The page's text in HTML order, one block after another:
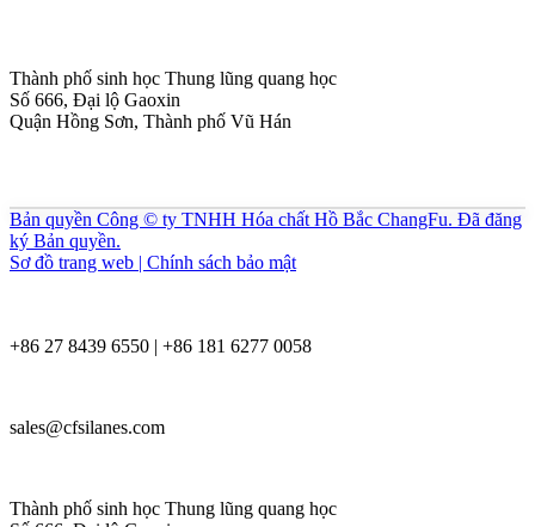
Thành phố sinh học Thung lũng quang học
Số 666, Đại lộ Gaoxin
Quận Hồng Sơn, Thành phố Vũ Hán
Bản quyền Công © ty TNHH Hóa chất Hồ Bắc ChangFu. Đã đăng
ký Bản quyền.
Sơ đồ trang web | Chính sách bảo mật
+86 27 8439 6550 | +86 181 6277 0058
sales@cfsilanes.com
Thành phố sinh học Thung lũng quang học